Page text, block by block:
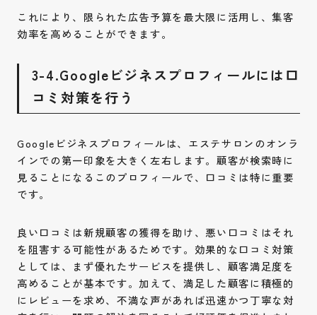
これにより、限られた広告予算を最大限に活用し、集客
効率を高めることができます。
3-4.Googleビジネスプロフィールには口
コミ対策を行う
Googleビジネスプロフィールは、エステサロンのオンラ
インでの第一印象を大きく左右します。顧客が検索時に
見ることになるこのプロフィールで、口コミは特に重要
です。
良い口コミは新規顧客の獲得を助け、悪い口コミはそれ
を阻害する可能性があるためです。効果的な口コミ対策
としては、まず優れたサービスを提供し、顧客満足度を
高めることが基本です。加えて、満足した顧客に積極的
にレビューを求め、不満な声があれば迅速かつ丁寧な対